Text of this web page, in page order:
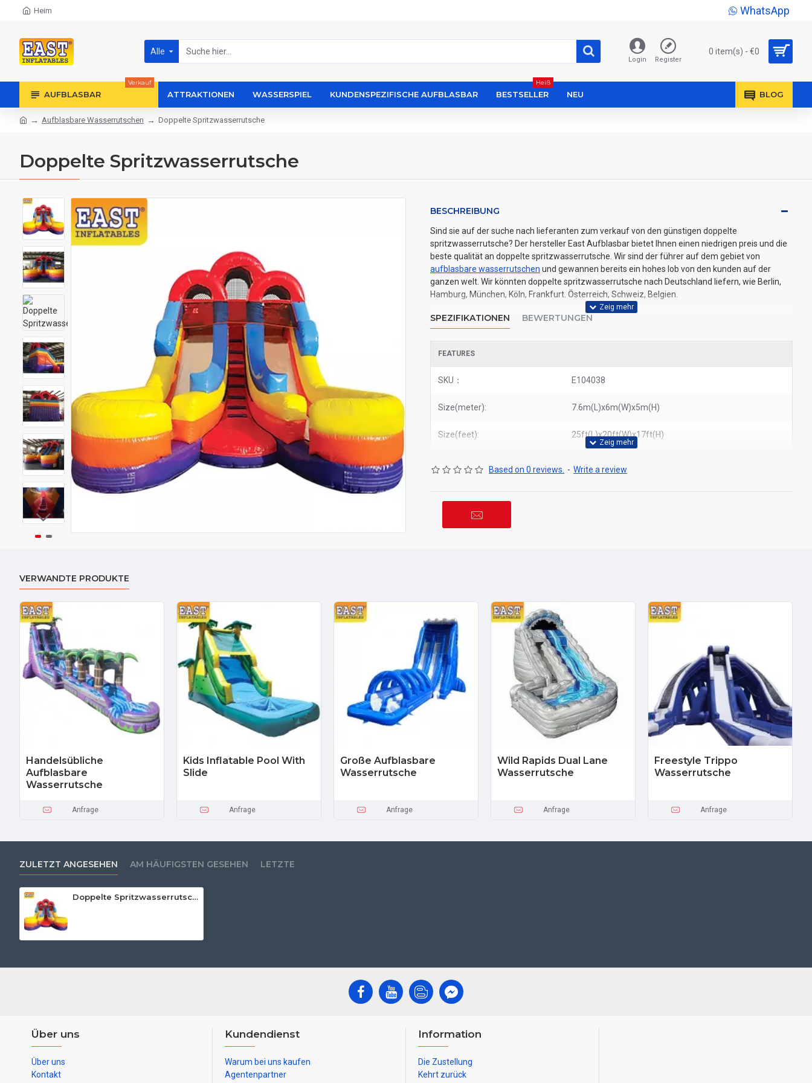
Heim WhatsApp
Alle
Login Register
0 item(s) - €0
AUFBLASBAR
Verkauf
ATTRAKTIONEN WASSERSPIEL KUNDENSPEZIFISCHE AUFBLASBAR BESTSELLER
Heiß
NEU BLOG
Aufblasbare Wasserrutschen Doppelte Spritzwasserrutsche
Doppelte Spritzwasserrutsche
BESCHREIBUNG
Sind sie auf der suche nach lieferanten zum verkauf von den günstigen doppelte
spritzwasserrutsche? Der hersteller East Aufblasbar bietet Ihnen einen niedrigen preis und die
beste qualität an doppelte spritzwasserrutsche. Wir sind der führer auf dem gebiet von
aufblasbare wasserrutschen und gewannen bereits ein hohes lob von den kunden auf der
ganzen welt. Wir könnten doppelte spritzwasserrutsche nach Deutschland liefern, wie Berlin,
Hamburg, München, Köln, Frankfurt. Österreich, Schweiz, Belgien.
SPEZIFIKATIONEN BEWERTUNGEN
FEATURES
SKU： E104038
Size(meter): 7.6m(L)x6m(W)x5m(H)
Size(feet): 25ft(L)x20ft(W)x17ft(H)
Based on 0 reviews. - Write a review
VERWANDTE PRODUKTE
Handelsübliche
Aufblasbare
Wasserrutsche
Anfrage
Kids Inflatable Pool With
Slide
Anfrage
Große Aufblasbare
Wasserrutsche
Anfrage
Wild Rapids Dual Lane
Wasserrutsche
Anfrage
Freestyle Trippo
Wasserrutsche
Anfrage
ZULETZT ANGESEHEN AM HÄUFIGSTEN GESEHEN LETZTE
Doppelte Spritzwasserrutsche
Über uns
Über uns
Kontakt
Kundendienst
Warum bei uns kaufen
Agentenpartner
Information
Die Zustellung
Kehrt zurück